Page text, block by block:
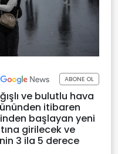
ABONE OL
ve bulutlu hava
itibaren
başlayan yeni
girilecek ve
3 ila 5 derece